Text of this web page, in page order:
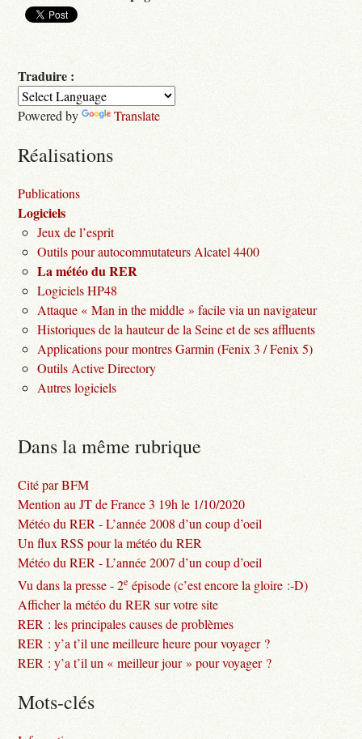
Traduire :
Powered by Translate
Réalisations
Publications
Logiciels
Jeux de l’esprit
Outils pour autocommutateurs Alcatel 4400
La météo du RER
Logiciels HP48
Attaque « Man in the middle » facile via un navigateur
Historiques de la hauteur de la Seine et de ses affluents
Applications pour montres Garmin (Fenix 3 / Fenix 5)
Outils Active Directory
Autres logiciels
Dans la même rubrique
Cité par BFM
Mention au JT de France 3 19h le 1/10/2020
Météo du RER - L’année 2008 d’un coup d’oeil
Un flux RSS pour la météo du RER
Météo du RER - L’année 2007 d’un coup d’oeil
Vu dans la presse - 2e épisode (c’est encore la gloire :-D)
Afficher la météo du RER sur votre site
RER : les principales causes de problèmes
RER : y’a t’il une meilleure heure pour voyager ?
RER : y’a t’il un « meilleur jour » pour voyager ?
Mots-clés